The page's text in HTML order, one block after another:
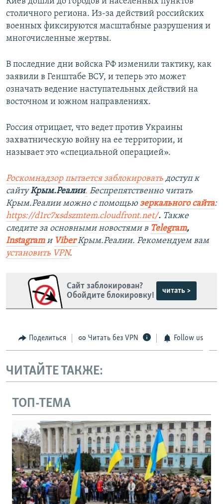
столичного региона. Из-за действий российских
военных фиксируются масштабные разрушения и
многочисленные жертвы.
В последние дни войска РФ изменили тактику, как
заявили в Генштабе ВСУ, и теперь это может
означать ведение наступательных действий на
восточном и южном направлениях.
Россия отрицает, что ведет против Украины
захватническую войну на ее территории, и
называет это «специальной операцией».
Роскомнадзор пытается заблокировать доступ к
сайтуКрым.Реалии. Беспрепятственно читать
Крым.Реалии можно с помощью зеркального сайта:
https://d1rc7xsdszmtem.cloudfront.net/. Также
следите за основными новостями в Telegram,
Instagramи ViberКрым.Реалии. Рекомендуем вам
установить VPN.
Сайт заблокирован?
Обойдите блокировку!
читать >
Поделиться Читать без VPN Follow us
ЧИТАЙТЕ ТАКЖЕ:
ТОП-ТЕМА